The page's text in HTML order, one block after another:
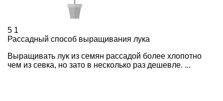
5 1
Рассадный способ выращивания лука
Выращивать лук из семян рассадой более хлопотно
чем из севка, но зато в несколько раз дешевле. ...